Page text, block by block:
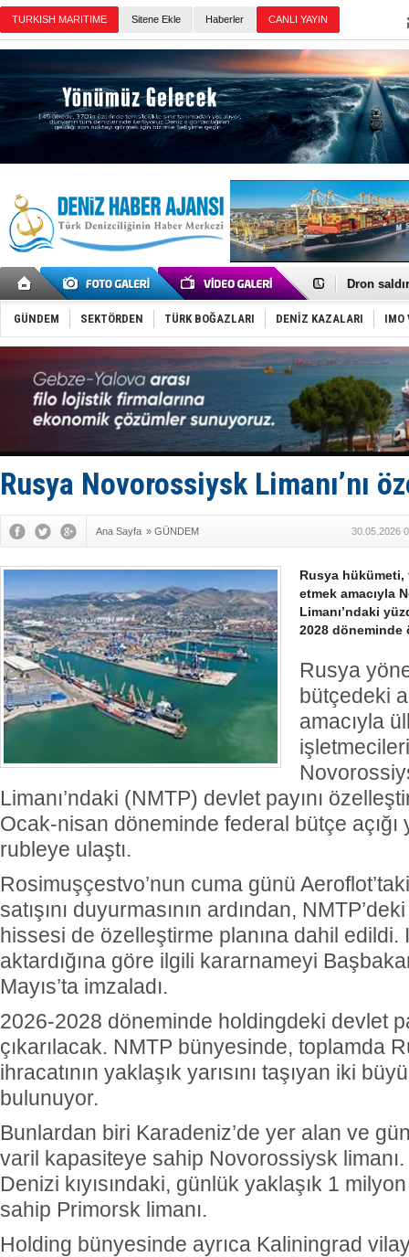
TURKISH MARITIME Sitene Ekle Haberler CANLI YAYIN
Gemi
Dron
'REGAL 1'
Gemide 5
Yakıt
Rus
Tatil
Rusya,
Enejota
Denizcilik
Taksi
GÜNDEM SEKTÖRDEN TÜRK BOĞAZLARI DENİZ KAZALARI IMO
Rusya Novorossiysk Limanı’nı
Ana Sayfa » GÜNDEM 30.05.2026
Rusya hükümeti,
etmek amacıyla
Limanı’ndaki
2028 döneminde
Rusya
bütçedeki
amacıyla
Limanı’ndaki (NMTP) devlet payını
Ocak-nisan döneminde federal bütçe açığı
rubleye ulaştı.
Rosimuşçestvo’nun cuma günü
satışını duyurmasının ardından,
hissesi de özelleştirme planına dahil edildi.
aktardığına göre ilgili kararnameyi
Mayıs’ta imzaladı.
2026-2028 döneminde holdingdeki devlet
çıkarılacak. NMTP bünyesinde, toplamda
ihracatının yaklaşık yarısını taşıyan iki
bulunuyor.
Bunlardan biri Karadeniz’de yer alan ve
varil kapasiteye sahip Novorossiysk limanı.
Denizi kıyısındaki, günlük yaklaşık 1
sahip Primorsk limanı.
Holding bünyesinde ayrıca Kaliningrad